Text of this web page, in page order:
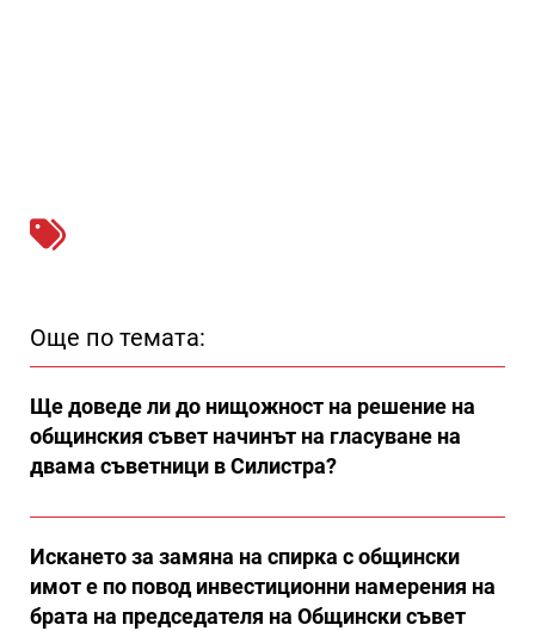
Още по темата:
Ще доведе ли до нищожност на решение на
общинския съвет начинът на гласуване на
двама съветници в Силистра?
Искането за замяна на спирка с общински
имот е по повод инвестиционни намерения на
брата на председателя на Общински съвет